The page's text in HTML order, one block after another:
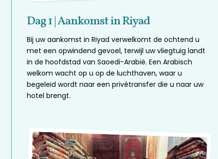
Dag 1 | Aankomst in Riyad
Bij uw aankomst in Riyad verwelkomt de ochtend u
met een opwindend gevoel, terwijl uw vliegtuig landt
in de hoofdstad van Saoedi-Arabië. Een Arabisch
welkom wacht op u op de luchthaven, waar u
begeleid wordt naar een privétransfer die u naar uw
hotel brengt.